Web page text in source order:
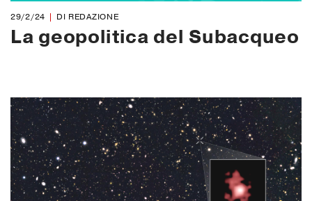
29/2/24 DI REDAZIONE
La geopolitica del Subacqueo